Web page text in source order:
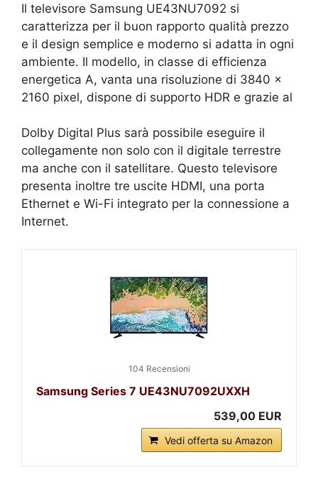
Il televisore Samsung UE43NU7092 si
caratterizza per il buon rapporto qualità prezzo
e il design semplice e moderno si adatta in ogni
ambiente. Il modello, in classe di efficienza
energetica A, vanta una risoluzione di 3840 x
2160 pixel, dispone di supporto HDR e grazie al
Dolby Digital Plus sarà possibile eseguire il
collegamente non solo con il digitale terrestre
ma anche con il satellitare. Questo televisore
presenta inoltre tre uscite HDMI, una porta
Ethernet e Wi-Fi integrato per la connessione a
Internet.
104 Recensioni
Samsung Series 7 UE43NU7092UXXH
539,00 EUR
Vedi offerta su Amazon